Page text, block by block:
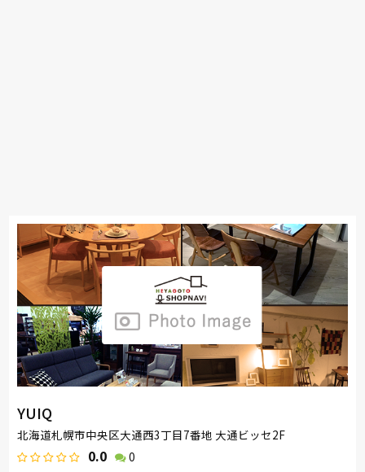
YUIQ
北海道札幌市中央区大通西3丁目7番地 大通ビッセ2F
0.0 0